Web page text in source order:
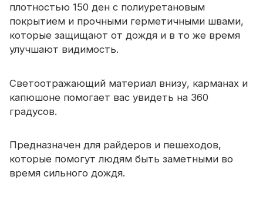
плотностью 150 ден с полиуретановым
покрытием и прочными герметичными швами,
которые защищают от дождя и в то же время
улучшают видимость.
Светоотражающий материал внизу, карманах и
капюшоне помогает вас увидеть на 360
градусов.
Предназначен для райдеров и пешеходов,
которые помогут людям быть заметными во
время сильного дождя.